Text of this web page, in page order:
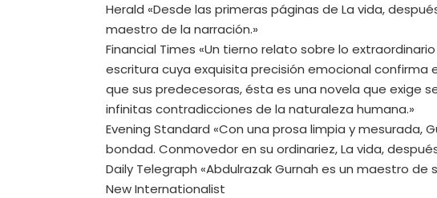
Herald «Desde las primeras páginas de La vida,
maestro de la narración.»
Financial Times «Un tierno relato sobre lo
escritura cuya exquisita precisión emocional confirma
que sus predecesoras, ésta es una novela que exige
infinitas contradicciones de la naturaleza humana.»
Evening Standard «Con una prosa limpia y mesurada,
bondad. Conmovedor en su ordinariez, La vida,
Daily Telegraph «Abdulrazak Gurnah es un maestro
New Internationalist